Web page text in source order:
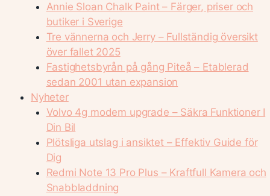
Annie Sloan Chalk Paint – Färger, priser och
butiker i Sverige
Tre vännerna och Jerry – Fullständig översikt
över fallet 2025
Fastighetsbyrån på gång Piteå – Etablerad
sedan 2001 utan expansion
Nyheter
Volvo 4g modem upgrade – Säkra Funktioner I
Din Bil
Plötsliga utslag i ansiktet – Effektiv Guide för
Dig
Redmi Note 13 Pro Plus – Kraftfull Kamera och
Snabbladdning